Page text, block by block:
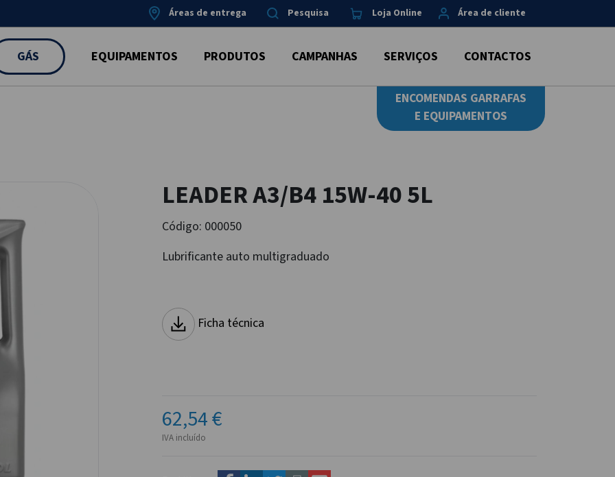
Áreas de entrega Pesquisa Loja Online Área de cliente
GÁS EQUIPAMENTOS PRODUTOS CAMPANHAS SERVIÇOS CONTACTOS
ENCOMENDAS GARRAFAS
E EQUIPAMENTOS
LEADER A3/B4 15W-40 5L
Código: 000050
Lubrificante auto multigraduado
Ficha técnica
62,54 €
IVA incluído